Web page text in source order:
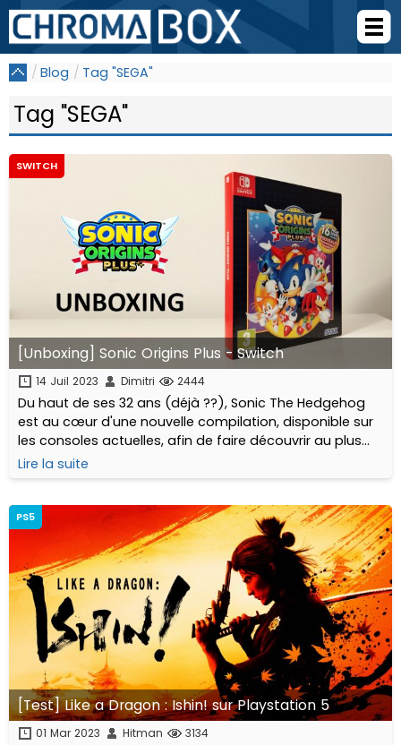
Blog Tag "SEGA"
Tag "SEGA"
SWITCH
[Unboxing] Sonic Origins Plus - Switch
14 Juil 2023 Dimitri 2444
Du haut de ses 32 ans (déjà ??), Sonic The Hedgehog
est au cœur d'une nouvelle compilation, disponible sur
les consoles actuelles, afin de faire découvrir au plus
grand nombre ses premiers titres "2D" rétro...
Lire la suite
PS5
[Test] Like a Dragon : Ishin! sur Playstation 5
01 Mar 2023 Hitman 3134